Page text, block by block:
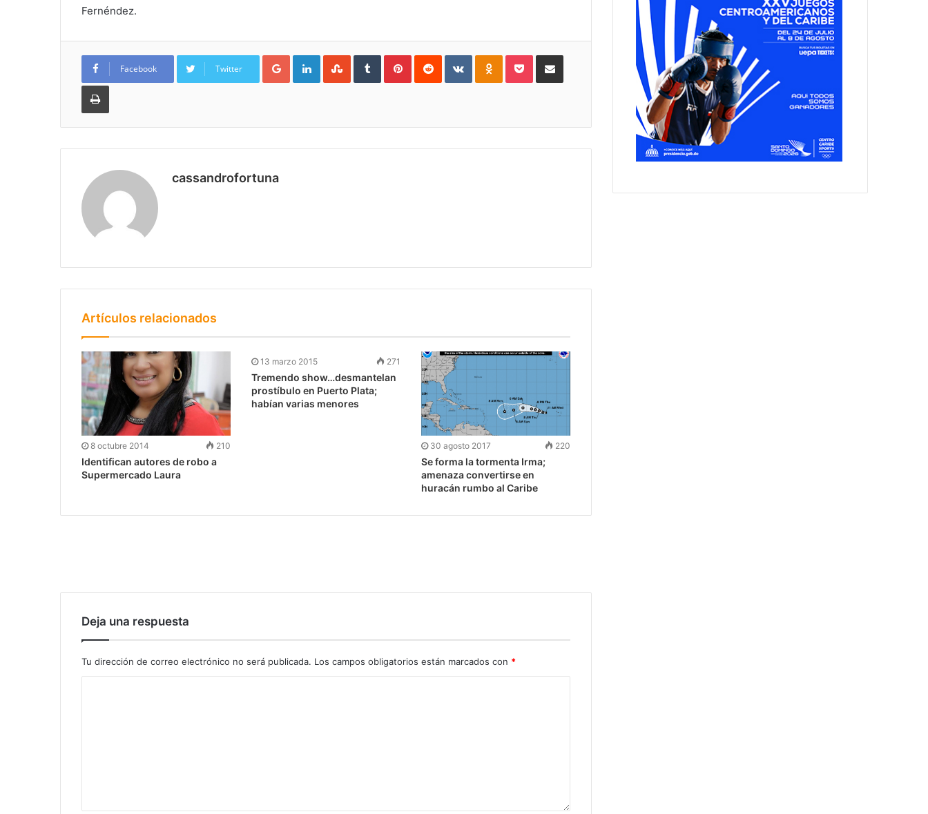
Fernéndez.
Facebook Twitter
Google+LinkedInStumbleUpon
TumblrPinterestReddit VKontakteOdnoklassniki
PocketCompartir por Correo
Imprimir
cassandrofortuna
Artículos relacionados
8 octubre 2014 210
Identifican autores de robo a
Supermercado Laura
13 marzo 2015 271
Tremendo show…desmantelan
prostíbulo en Puerto Plata;
habían varias menores
30 agosto 2017 220
Se forma la tormenta Irma;
amenaza convertirse en
huracán rumbo al Caribe
Deja una respuesta
Tu dirección de correo electrónico no será publicada. Los campos obligatorios están marcados con *